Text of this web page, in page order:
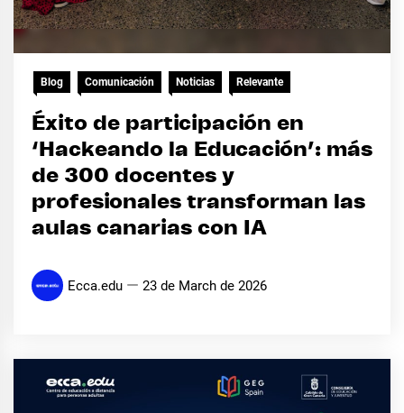
Blog Comunicación Noticias Relevante
Éxito de participación en
‘Hackeando la Educación’: más
de 300 docentes y
profesionales transforman las
aulas canarias con IA
Ecca.edu 23 de March de 2026